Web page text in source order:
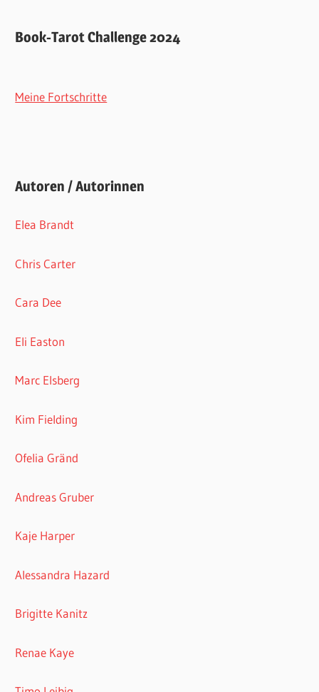
Book-Tarot Challenge 2024
Meine Fortschritte
Autoren / Autorinnen
Elea Brandt
Chris Carter
Cara Dee
Eli Easton
Marc Elsberg
Kim Fielding
Ofelia Gränd
Andreas Gruber
Kaje Harper
Alessandra Hazard
Brigitte Kanitz
Renae Kaye